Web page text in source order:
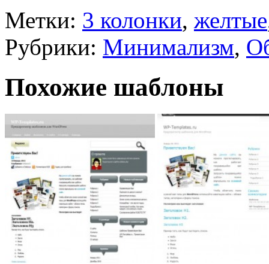
Метки: 3 колонки, желтые
Рубрики: Минимализм,
Похожие шаблоны